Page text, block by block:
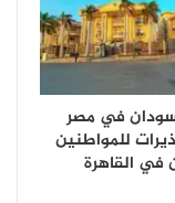
في مصر
للمواطنين
في القاهرة